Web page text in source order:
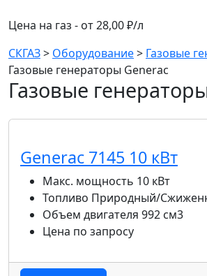
Цена на газ - от 28,00 ₽/л
СКГАЗ> Оборудование> Газовые
Газовые генераторы Generac
Газовые
Generac 7145 10 кВт
Макс. мощность 10 кВт
Топливо Природный/
Объем двигателя 992 см3
Цена по запросу